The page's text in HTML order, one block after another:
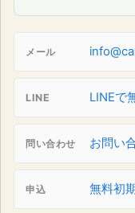
メール
LINE LINEで
問い合わせ お問い
申込 無料初